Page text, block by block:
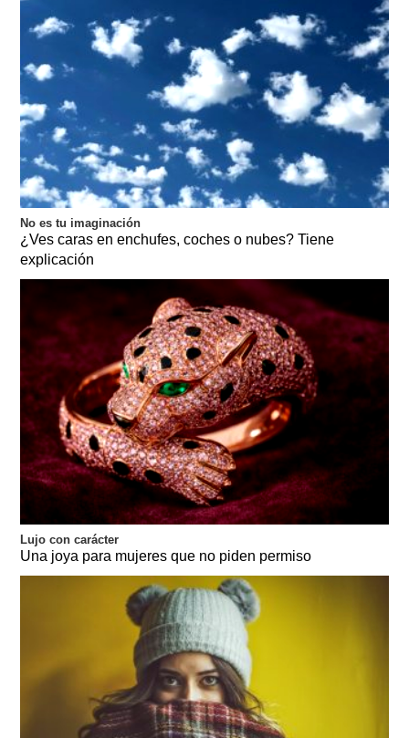
No es tu imaginación
¿Ves caras en enchufes, coches o nubes? Tiene
explicación
Lujo con carácter
Una joya para mujeres que no piden permiso